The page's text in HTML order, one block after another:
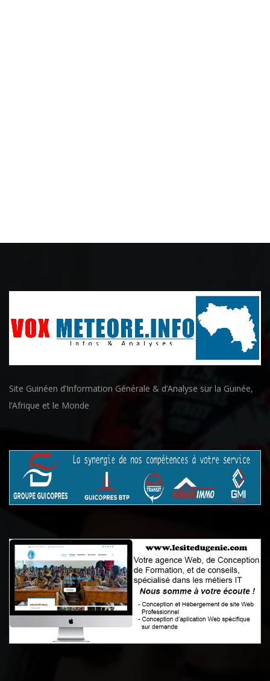
Site Guinéen d’Information Générale & d’Analyse sur la Guinée,
l’Afrique et le Monde